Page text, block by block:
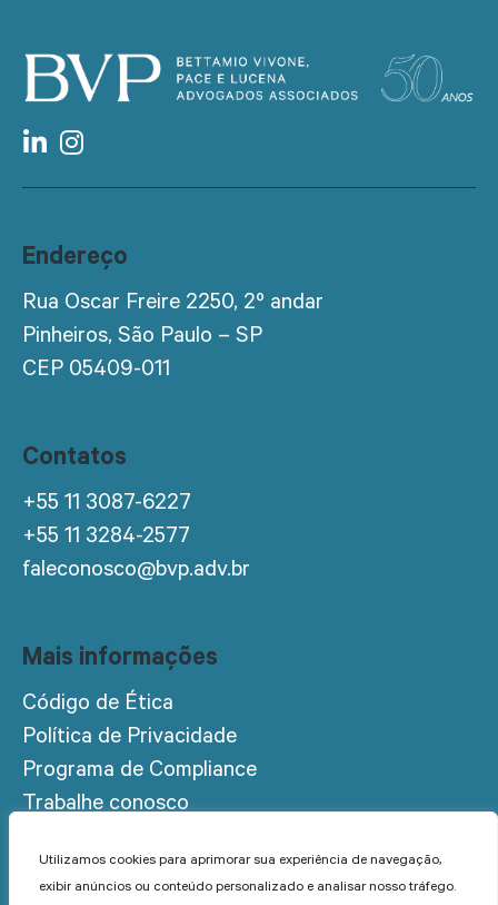
Utilizamos cookies para aprimorar sua experiência de navegação,
exibir anúncios ou conteúdo personalizado e analisar nosso tráfego.
Endereço
Rua Oscar Freire 2250, 2º andar
Pinheiros, São Paulo – SP
CEP 05409-011
Contatos
+55 11 3087-6227
+55 11 3284-2577
faleconosco@bvp.adv.br
Mais informações
Código de Ética
Política de Privacidade
Programa de Compliance
Trabalhe conosco